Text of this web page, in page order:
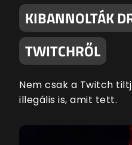
KIBANNOLTÁK
TWITCHRŐL
Nem csak a Twitch
illegális is, amit tett.